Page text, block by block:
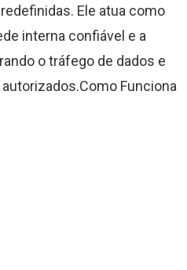
Ele atua como
interna confiável e a
o tráfego de dados e
Funciona